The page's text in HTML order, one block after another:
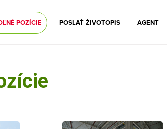
POZÍCIE POSLAŤ ŽIVOTOPIS AGENT